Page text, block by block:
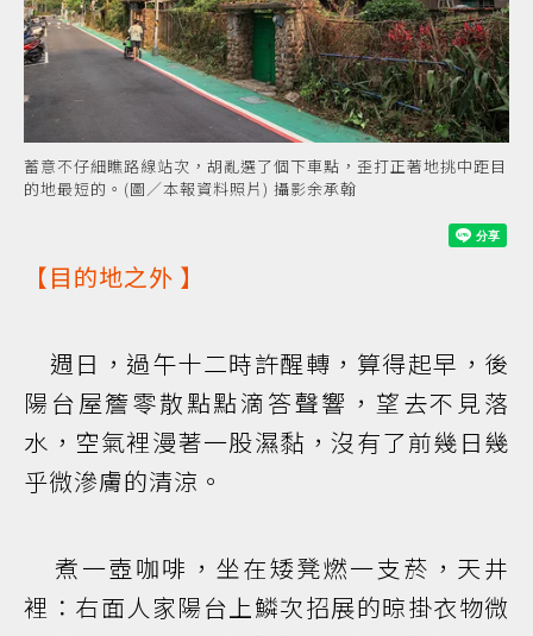
蓄意不仔細瞧路線站次，胡亂選了個下車點，歪打正著地挑中距目
的地最短的。(圖／本報資料照片) 攝影余承翰
【目的地之外 】
週日，過午十二時許醒轉，算得起早，後
陽台屋簷零散點點滴答聲響，望去不見落
水，空氣裡漫著一股濕黏，沒有了前幾日幾
乎微滲膚的清涼。
煮一壺咖啡，坐在矮凳燃一支菸，天井
裡：右面人家陽台上鱗次招展的晾掛衣物微